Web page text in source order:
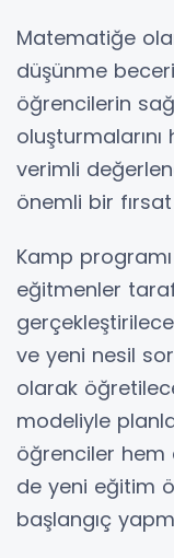
Matematiğe
düşünme
öğrencilerin
verimli
önemli bir
Kamp
eğitmenler
ve yeni nesil
olarak
modeliyle
öğrenciler hem
de yeni eğitim
başlangıç